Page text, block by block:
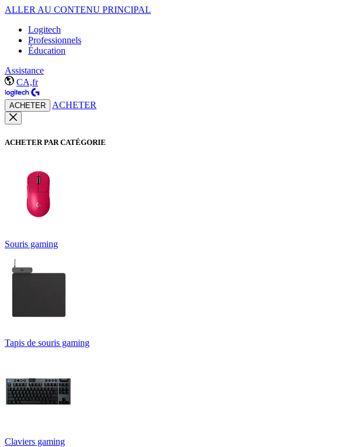
ALLER AU CONTENU PRINCIPAL
Logitech
Professionnels
Éducation
Assistance
CA,fr
ACHETER ACHETER
ACHETER PAR CATÉGORIE
Souris gaming
Tapis de souris gaming
Claviers gaming